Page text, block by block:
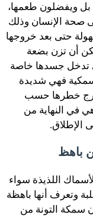
بل ويفضلون طعمها،
صحة الإنسان وذلك
حتى بعد خروجها
أن تزن بضعة
تدخل جسدها خاصة
فهي شديدة
خطرها حسب
في النهاية من
الإطلاق.
باهظ
اللذيذة سواء
وتعرف أنها باهظة
سمكة التونة من